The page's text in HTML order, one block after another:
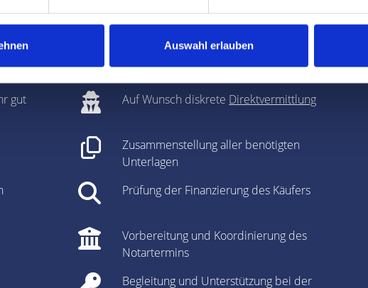
Auswahl erlauben
Vermarktung
Bei Bedarf: optische Auffrischung des
Objekts (Home Staging)
gut
Auf Wunsch diskrete Direktvermittlung
Zusammenstellung aller benötigten
Unterlagen
Prüfung der Finanzierung des Käufers
Vorbereitung und Koordinierung des
Notartermins
Begleitung und Unterstützung bei der